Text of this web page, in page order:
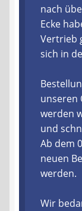
Warenkorb
Ablauf einer
Lieferzeit &
Gutschein
Batterien-
nach
Ecke
Vertrieb
sich in
unseren
werden
und
Ab dem
neuen
werden.
Wir